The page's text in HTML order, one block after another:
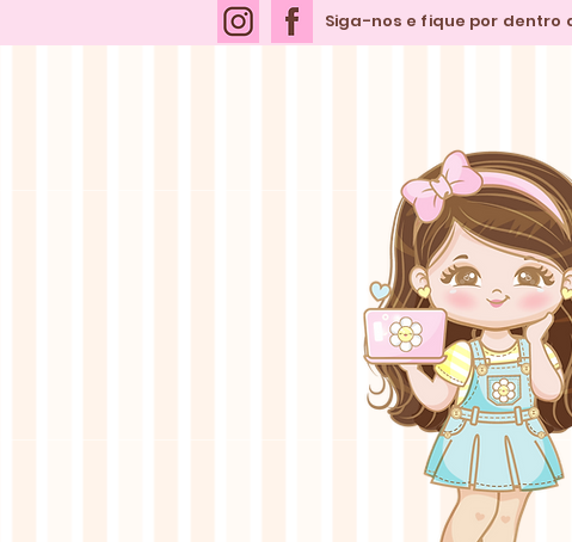
Siga-nos e fique por dentro